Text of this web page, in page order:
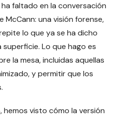
faltado en la conversación
McCann: una visión forense,
lo que ya se ha dicho
superficie. Lo que hago es
la mesa, incluidas aquellas
y permitir que los
visto cómo la versión